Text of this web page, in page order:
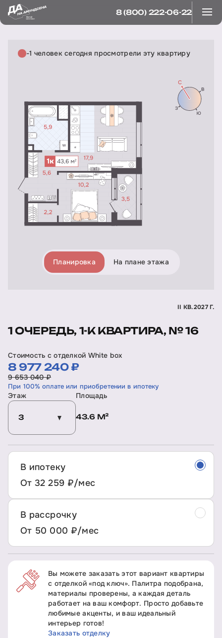
8 (800) 222-06-22
-1 человек сегодня просмотрели эту квартиру
Планировка На плане этажа
II КВ. 2027 Г.
1 ОЧЕРЕДЬ, 1-К КВАРТИРА, № 16
Стоимость с отделкой White box
8 977 240 ₽
9 653 040 ₽
При 100% оплате или приобретении в ипотеку
Этаж
3
Площадь
43.6 М²
В ипотеку
От 32 259 ₽/мес
В рассрочку
От 50 000 ₽/мес
Вы можете заказать этот вариант квартиры
с отделкой «под ключ». Палитра подобрана,
материалы проверены, а каждая деталь
работает на ваш комфорт. Просто добавьте
любимые акценты, и ваш идеальный
интерьер готов!
Заказать отделку